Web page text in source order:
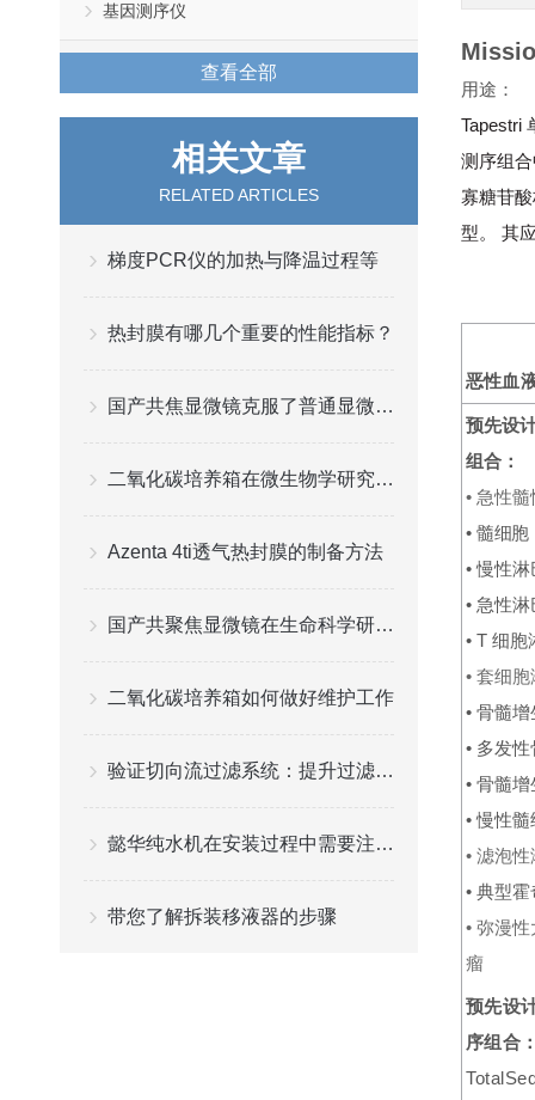
基因测序仪
查看全部
相关文章
RELATED ARTICLES
梯度PCR仪的加热与降温过程等
热封膜有哪几个重要的性能指标？
国产共焦显微镜克服了普通显微镜图像模糊的缺点
二氧化碳培养箱在微生物学研究中的应用
Azenta 4ti透气热封膜的制备方法
国产共聚焦显微镜在生命科学研究中的实战应用
二氧化碳培养箱如何做好维护工作
验证切向流过滤系统：提升过滤效率与稳定性
懿华纯水机在安装过程中需要注意哪些问题？
带您了解拆装移液器的步骤
用途：
Tapestri
测序组
寡糖苷
型。 其
恶性血
预先设
组合：
• 急性
• 髓细胞
• 慢性淋
• 急性
• T 细胞
• 套细胞
• 骨髓增
• 多发性
• 骨髓增
• 慢性髓
• 滤泡性
• 典型霍
• 弥漫性
瘤
预先设
序组合